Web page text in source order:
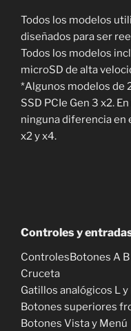
Todos los modelos
diseñados para ser
Todos los modelos
microSD de alta
*Algunos modelos de
SSD PCIe Gen 3 x2.
ninguna diferencia
x2 y x4.
Controles y
ControlesBotones A B
Cruceta
Gatillos analógicos L y
Botones superiores
Botones Vista y Menú